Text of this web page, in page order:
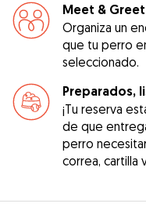
Meet & Greet
Organiza un
que tu perro
seleccionado.
Preparados,
¡Tu reserva
de que
perro
correa, cartilla